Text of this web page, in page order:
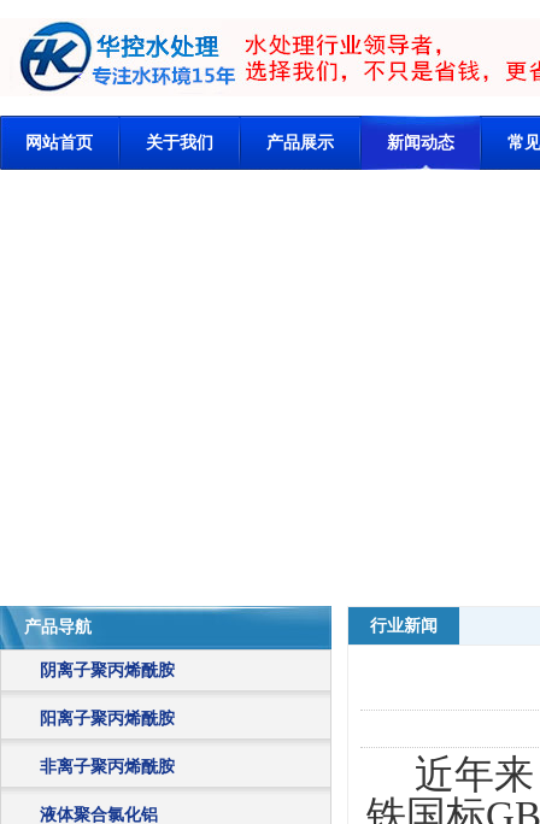
网站首页 关于我们 产品展示 新闻动态 常
产品导航
阴离子聚丙烯酰胺
阳离子聚丙烯酰胺
非离子聚丙烯酰胺
液体聚合氯化铝
行业新闻
近年来